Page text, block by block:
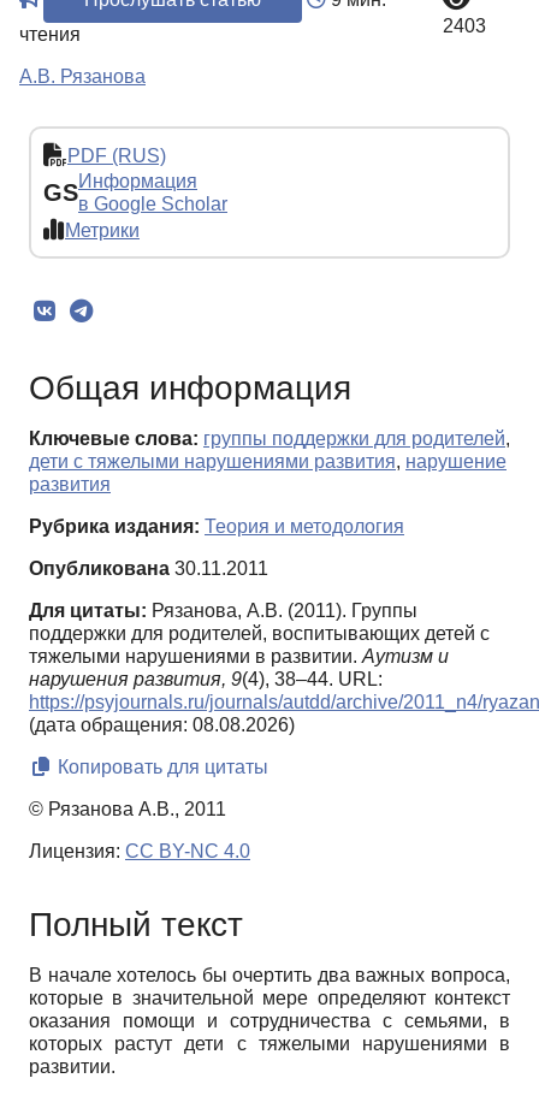
чтения
2403
А.В. Рязанова
PDF (RUS)
GSИнформация
в Google Scholar
Метрики
Общая информация
Ключевые слова: группы поддержки для родителей,
дети с тяжелыми нарушениями развития, нарушение
развития
Рубрика издания: Теория и методология
Опубликована 30.11.2011
Для цитаты: Рязанова, А.В. (2011). Группы
поддержки для родителей, воспитывающих детей с
тяжелыми нарушениями в развитии. Аутизм и
нарушения развития, 9(4), 38–44. URL:
https://psyjournals.ru/journals/autdd/archive/2011_n4/
(дата обращения: 08.08.2026)
Копировать для цитаты
© Рязанова А.В., 2011
Лицензия: CC BY-NC 4.0
Полный текст
В начале хотелось бы очертить два важных вопроса,
которые в значительной мере определяют контекст
оказания помощи и сотрудничества с семьями, в
которых растут дети с тяжелыми нарушениями в
развитии.